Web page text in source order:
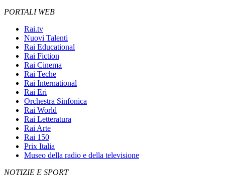
PORTALI WEB
Rai.tv
Nuovi Talenti
Rai Educational
Rai Fiction
Rai Cinema
Rai Teche
Rai International
Rai Eri
Orchestra Sinfonica
Rai World
Rai Letteratura
Rai Arte
Rai 150
Prix Italia
Museo della radio e della televisione
NOTIZIE E SPORT